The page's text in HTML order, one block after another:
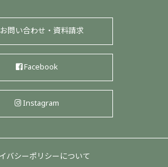
お問い合わせ・資料請求
Facebook
Instagram
バシーポリシーについて